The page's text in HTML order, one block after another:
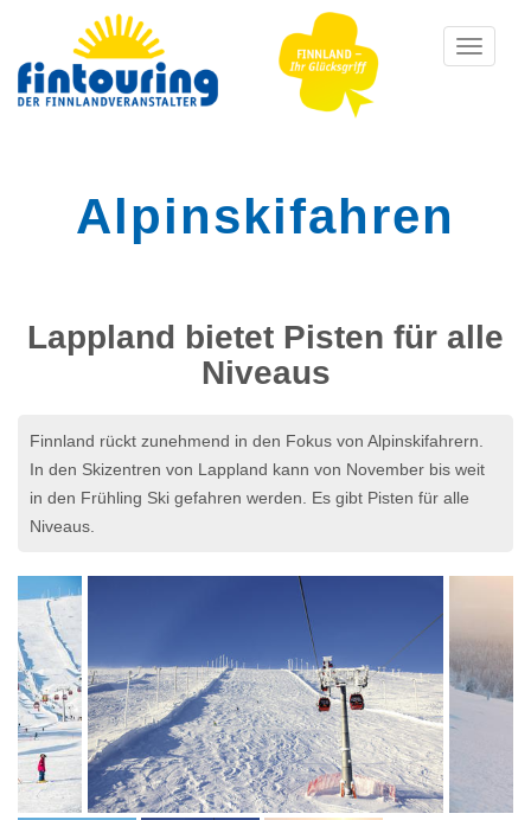
Toggle
Alpinskifahren
Lappland bietet Pisten für alle
Niveaus
Finnland rückt zunehmend in den Fokus von Alpinskifahrern.
In den Skizentren von Lappland kann von November bis weit
in den Frühling Ski gefahren werden. Es gibt Pisten für alle
Niveaus.